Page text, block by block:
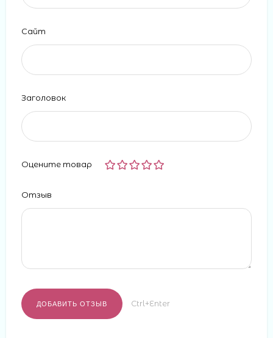
Сайт
Заголовок
Оцените товар
Отзыв
Ctrl+Enter